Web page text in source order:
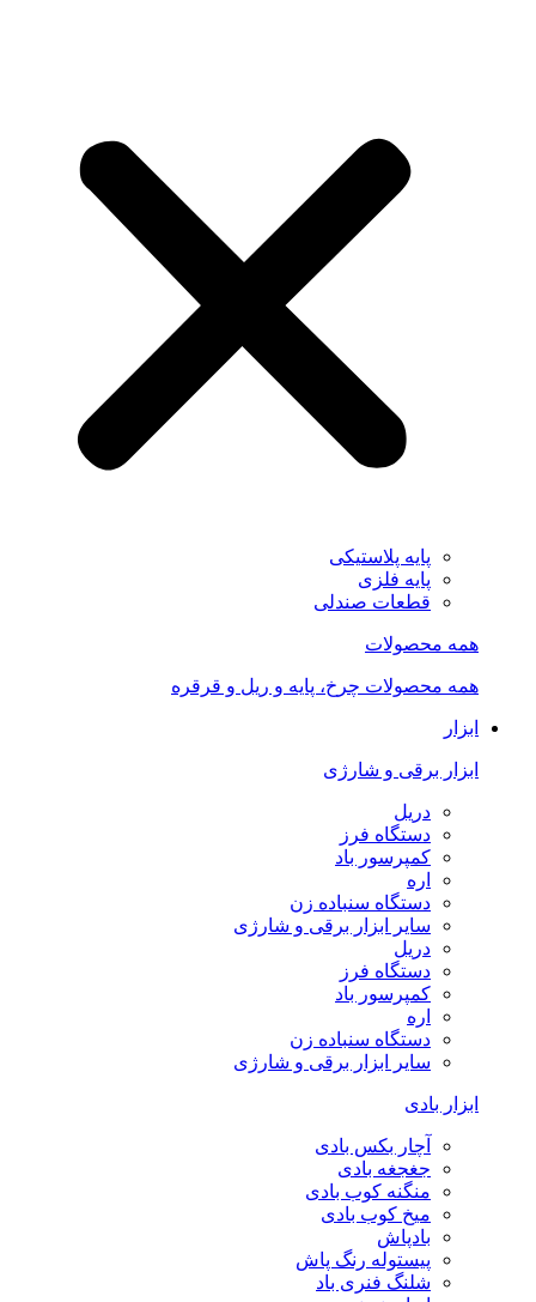
پایه پلاستیکی
پایه فلزی
قطعات صندلی
همه محصولات
همه محصولات چرخ، پایه و ریل و قرقره
ابزار
ابزار برقی و شارژی
دریل
دستگاه فرز
کمپرسور باد
اره
دستگاه سنباده زن
سایر ابزار برقی و شارژی
دریل
دستگاه فرز
کمپرسور باد
اره
دستگاه سنباده زن
سایر ابزار برقی و شارژی
ابزار بادی
آچار بکس بادی
جغجغه بادی
منگنه کوب بادی
میخ کوب بادی
بادپاش
پیستوله رنگ پاش
شلنگ فنری باد